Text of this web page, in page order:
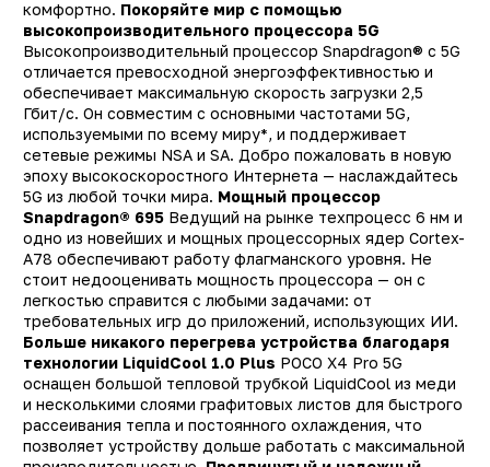
комфортно. Покоряйте мир с помощью
высокопроизводительного процессора 5G
Высокопроизводительный процессор Snapdragon® c 5G
отличается превосходной энергоэффективностью и
обеспечивает максимальную скорость загрузки 2,5
Гбит/с. Он совместим с основными частотами 5G,
используемыми по всему миру*, и поддерживает
сетевые режимы NSA и SA. Добро пожаловать в новую
эпоху высокоскоростного Интернета — наслаждайтесь
5G из любой точки мира. Мощный процессор
Snapdragon® 695 Ведущий на рынке техпроцесс 6 нм и
одно из новейших и мощных процессорных ядер Cortex-
A78 обеспечивают работу флагманского уровня. Не
стоит недооценивать мощность процессора — он с
легкостью справится с любыми задачами: от
требовательных игр до приложений, использующих ИИ.
Больше никакого перегрева устройства благодаря
технологии LiquidCool 1.0 Plus POCO X4 Pro 5G
оснащен большой тепловой трубкой LiquidCool из меди
и несколькими слоями графитовых листов для быстрого
рассеивания тепла и постоянного охлаждения, что
позволяет устройству дольше работать с максимальной
память
Qualcomm
ядер
фотокамера
камера
NFC
от пыли и влаги
в комплекте
карт памяти
пластик/